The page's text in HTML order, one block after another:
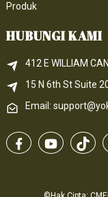
Produk
HUBUNGI KAMI
412 E WILLIAM
15 N 6th St Suite
Email: